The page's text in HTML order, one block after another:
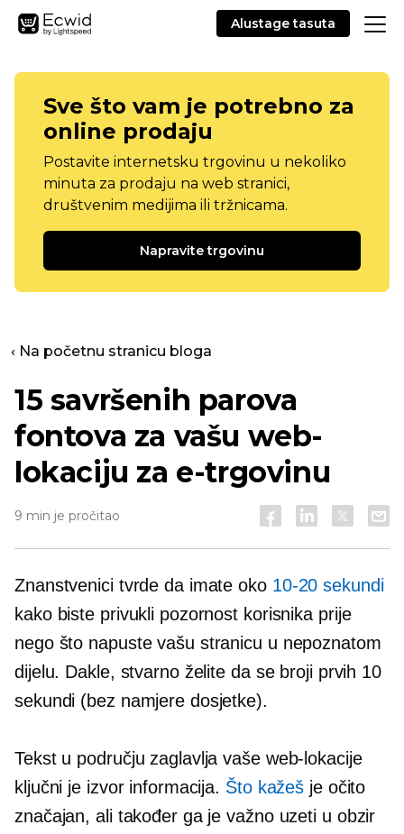
Alustage tasuta
Sve što vam je potrebno za
online prodaju
Postavite internetsku trgovinu u nekoliko
minuta za prodaju na web stranici,
društvenim medijima ili tržnicama.
Napravite trgovinu
‹ Na početnu stranicu bloga
15 savršenih parova
fontova za vašu web-
lokaciju za e-trgovinu
9 min je pročitao
Znanstvenici tvrde da imate oko 10-20 sekundi
kako biste privukli pozornost korisnika prije
nego što napuste vašu stranicu u nepoznatom
dijelu. Dakle, stvarno želite da se broji prvih 10
sekundi (bez namjere dosjetke).
Tekst u području zaglavlja vaše web-lokacije
ključni je izvor informacija. Što kažeš je očito
značajan, ali također ga je važno uzeti u obzir